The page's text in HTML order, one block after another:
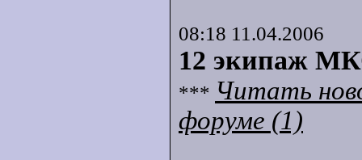
08:18 11.04.2006
12 экипаж
*** Читать
форуме (1)